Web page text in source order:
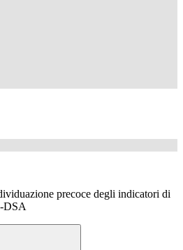
precoce degli indicatori di
DSA